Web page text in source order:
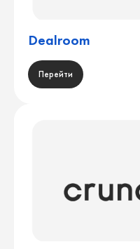
Dealroom
Перейти